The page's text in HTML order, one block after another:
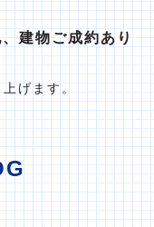
建物ご成約あり
げます。